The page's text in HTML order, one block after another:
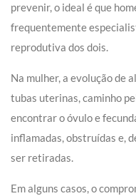
prevenir, o ideal é que
frequentemente
reprodutiva dos dois.
Na mulher, a evolução de
tubas uterinas, caminho
encontrar o óvulo e
inflamadas, obstruídas e,
ser retiradas.
Em alguns casos, o